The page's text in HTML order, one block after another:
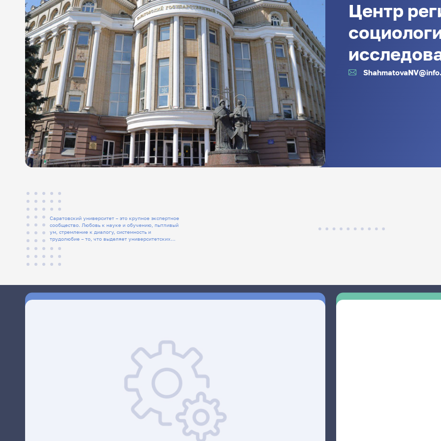
Центр
Саратовский университет – это крупное экспертное
сообщество. Любовь к науке и обучению, пытливый
ум, стремление к диалогу, системность и
трудолюбие – то, что выделяет университетских